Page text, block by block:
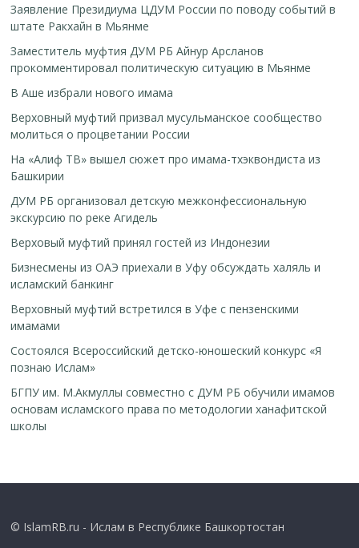
Заявление Президиума ЦДУМ России по поводу событий в
штате Ракхайн в Мьянме
Заместитель муфтия ДУМ РБ Айнур Арсланов
прокомментировал политическую ситуацию в Мьянме
В Аше избрали нового имама
Верховный муфтий призвал мусульманское сообщество
молиться о процветании России
На «Алиф ТВ» вышел сюжет про имама-тхэквондиста из
Башкирии
ДУМ РБ организовал детскую межконфессиональную
экскурсию по реке Агидель
Верховый муфтий принял гостей из Индонезии
Бизнесмены из ОАЭ приехали в Уфу обсуждать халяль и
исламский банкинг
Верховный муфтий встретился в Уфе с пензенскими
имамами
Cостоялся Всероссийский детско-юношеский конкурс «Я
познаю Ислам»
БГПУ им. М.Акмуллы совместно с ДУМ РБ обучили имамов
основам исламского права по методологии ханафитской
школы
© IslamRB.ru - Ислам в Республике Башкортостан